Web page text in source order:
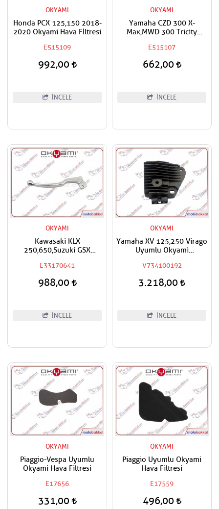
OKYAMI
Honda PCX 125,150 2018-
2020 Okyami Hava Fİltresi
E515109
992,00
İNCELE
OKYAMI
Yamaha CZD 300 X-
Max,MWD 300 Tricity
Filtresi
E515107
662,00
İNCELE
OKYAMI
Kawasaki KLX
250,650,Suzuki GSX
Okyami Debriyaj Maneti
Kolu
E33170641
988,00
İNCELE
OKYAMI
Yamaha XV 125,250 Virago
Uyumlu Okyami
V734100192
3.218,00
İNCELE
OKYAMI
Piaggio-Vespa Uyumlu
Okyami Hava Filtresi
E17656
331,00
OKYAMI
Piaggio Uyumlu Okyami
Hava Filtresi
E17559
496,00